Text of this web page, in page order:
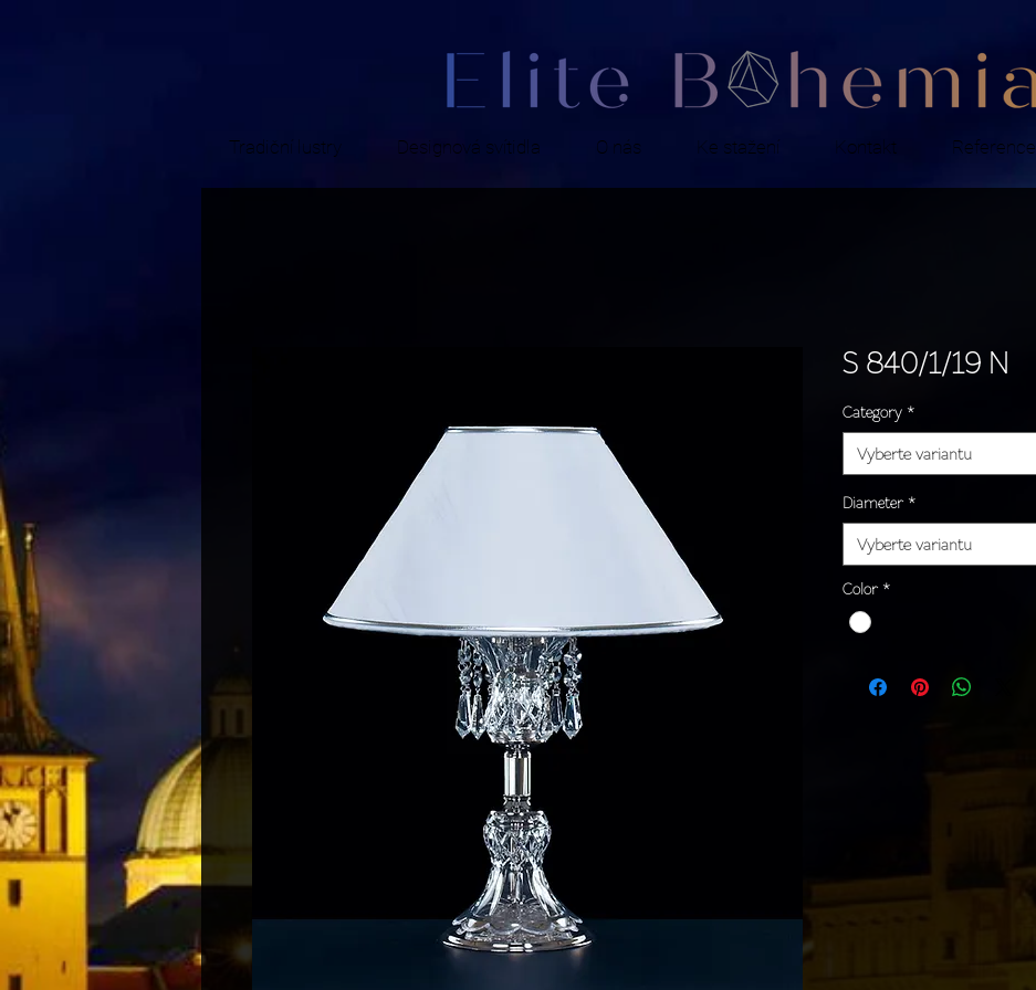
Tradiční lustry Designová svítidla O nás Ke stažení Kontakt Reference
S 840/1/19 N
Category *
Vyberte variantu
Diameter *
Vyberte variantu
Color *